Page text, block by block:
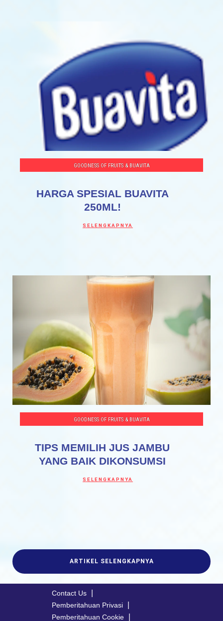
GOODNESS OF FRUITS & BUAVITA
HARGA SPESIAL BUAVITA
250ML!
SELENGKAPNYA
GOODNESS OF FRUITS & BUAVITA
TIPS MEMILIH JUS JAMBU
YANG BAIK DIKONSUMSI
SELENGKAPNYA
ARTIKEL SELENGKAPNYA
Contact Us
Pemberitahuan Privasi
Pemberitahuan Cookie